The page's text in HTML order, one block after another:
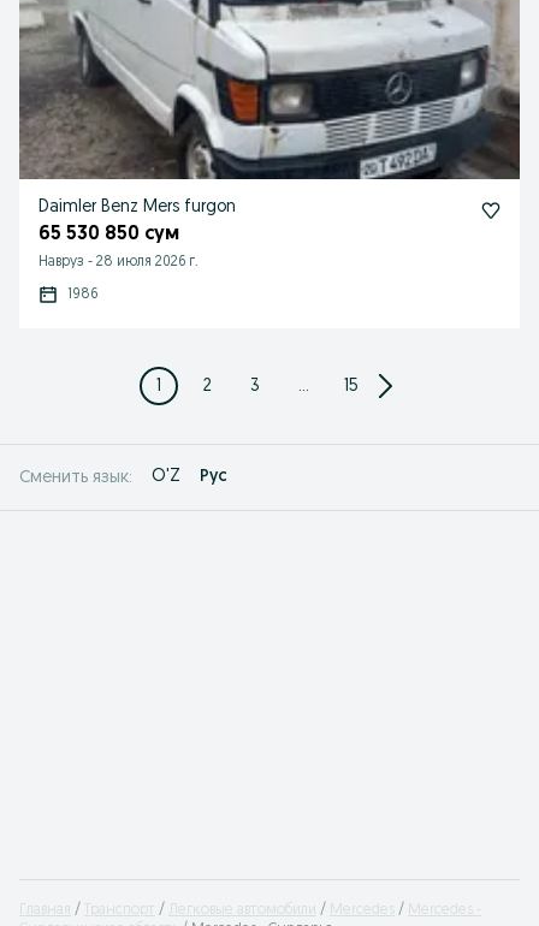
Daimler Benz Mers furgon
65 530 850 сум
Навруз - 28 июля 2026 г.
1986
1 2 3 ... 15
Сменить язык: O'Z Рус
Главная Транспорт Легковые автомобили Mercedes
Mercedes -